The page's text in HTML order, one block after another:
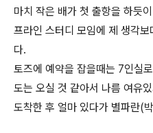
마치 작은 배가 첫 출항을 하듯
프라인 스터디 모임에 제 생각
다.
토즈에 예약을 잡을때는 7인실
도는 오실 것 같아서 나름 여유
도착한 후 얼마 있다가 별파란(